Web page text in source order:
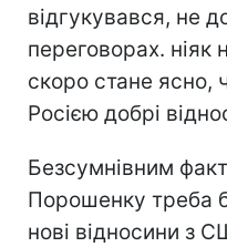
відгукувався, не
переговорах.
скоро стане ясно,
Росією добрі
Безсумнівним
Порошенку треба
нові відносини з